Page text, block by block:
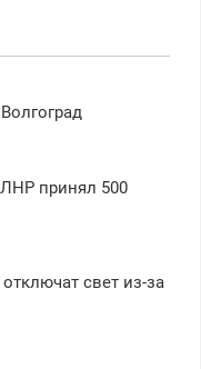
ЛНР принял 500
свет из-за